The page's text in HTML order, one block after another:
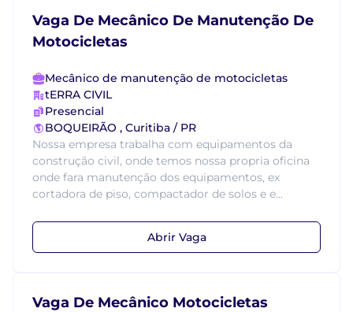
Vaga De Mecânico De Manutenção De
Motocicletas
Mecânico de manutenção de motocicletas
tERRA CIVIL
Presencial
BOQUEIRÃO , Curitiba / PR
Nossa empresa trabalha com equipamentos da
construção civil, onde temos nossa propria oficina
onde fara manutenção dos equipamentos, ex
cortadora de piso, compactador de solos e e...
Abrir Vaga
Vaga De Mecânico Motocicletas